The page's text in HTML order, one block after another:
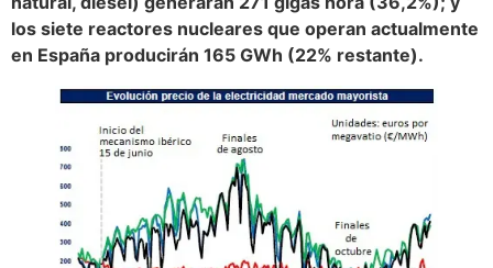
los siete reactores nucleares que operan actualmente
en España producirán 165 GWh (22% restante).